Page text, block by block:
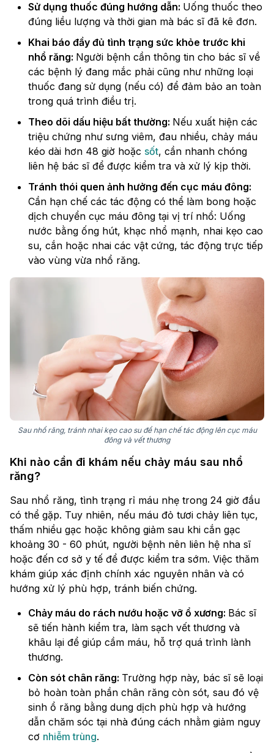
Sử dụng thuốc đúng hướng dẫn: Uống thuốc theo
đúng liều lượng và thời gian mà bác sĩ đã kê đơn.
Khai báo đầy đủ tình trạng sức khỏe trước khi
nhổ răng: Người bệnh cần thông tin cho bác sĩ về
các bệnh lý đang mắc phải cũng như những loại
thuốc đang sử dụng (nếu có) để đảm bảo an toàn
trong quá trình điều trị.
Theo dõi dấu hiệu bất thường: Nếu xuất hiện các
triệu chứng như sưng viêm, đau nhiều, chảy máu
kéo dài hơn 48 giờ hoặc sốt, cần nhanh chóng
liên hệ bác sĩ để được kiểm tra và xử lý kịp thời.
Tránh thói quen ảnh hưởng đến cục máu đông:
Cần hạn chế các tác động có thể làm bong hoặc
dịch chuyển cục máu đông tại vị trí nhổ: Uống
nước bằng ống hút, khạc nhổ mạnh, nhai kẹo cao
su, cắn hoặc nhai các vật cứng, tác động trực tiếp
vào vùng vừa nhổ răng.
Sau nhổ răng, tránh nhai kẹo cao su để hạn chế tác động lên cục máu
đông và vết thương
Khi nào cần đi khám nếu chảy máu sau nhổ
răng?
Sau nhổ răng, tình trạng rỉ máu nhẹ trong 24 giờ đầu
có thể gặp. Tuy nhiên, nếu máu đỏ tươi chảy liên tục,
thấm nhiều gạc hoặc không giảm sau khi cắn gạc
khoảng 30 - 60 phút, người bệnh nên liên hệ nha sĩ
hoặc đến cơ sở y tế để được kiểm tra sớm. Việc thăm
khám giúp xác định chính xác nguyên nhân và có
hướng xử lý phù hợp, tránh biến chứng.
Chảy máu do rách nướu hoặc vỡ ổ xương: Bác sĩ
sẽ tiến hành kiểm tra, làm sạch vết thương và
khâu lại để giúp cầm máu, hỗ trợ quá trình lành
thương.
Còn sót chân răng: Trường hợp này, bác sĩ sẽ loại
bỏ hoàn toàn phần chân răng còn sót, sau đó vệ
sinh ổ răng bằng dung dịch phù hợp và hướng
dẫn chăm sóc tại nhà đúng cách nhằm giảm nguy
cơ nhiễm trùng.